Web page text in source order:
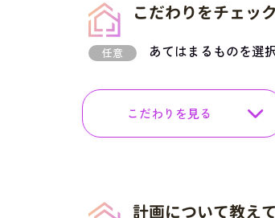
こだわりをチェック
任意 あてはまるものを選
こだわりを見る
計画について教え